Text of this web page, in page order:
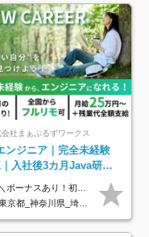
会社まぁぶるずワークス
ンジニア｜完全未経験
入社後3カ月Java研修
モート率8割以上｜充実
ャリア支援｜残業月10h
年収300万円以上／ ■月給25万円～35万円＋残業代全額支給＋各種手当＋賞与年1回 ◎経験・年齢・スキルなどを考慮し、できるだけ優遇します ◎試用期間中(3カ月)は契約社員で、月給21万円＋諸手当になります。 (試用期間中は残業が発生しません。その他の待遇に変更はありません) ----------------- ＼3つの評価軸！実力次第で早期収入アップ！／ 【1】スキル(IT理解、実装力、設計) 【2】実務力(現場評価、コミュ力、品質) 【3】姿勢(自走力、意欲、責任感) この3つの評価軸で、3カ月ごとに評価。社内グレードにより、給与が決まる明確な仕組みです。何ができれば給与が上がるのか分かりやすく、実力や努力次第で早期に収入を増やせます！ 【固定残業代について】 なし（残業代は、実際の労働時間に応じて別途全額支給）
県_埼玉県_千葉県_大阪府_愛知県_北海道_青森県_岩手県_宮城県_秋田県_山形県_福島県_茨城県_栃木県_群馬県_新潟県_山梨県_長野県_富山県_石川県_福井県_静岡県_岐阜県_三重県_兵庫県_京都府_滋賀県_奈良県_和歌山県_広島県_岡山県_鳥取県_島根県_山口県_徳島県_香川県_愛媛県_高知県_福岡県_熊本県_佐賀県_長崎県_大分県_宮崎県_鹿児島県_沖縄県